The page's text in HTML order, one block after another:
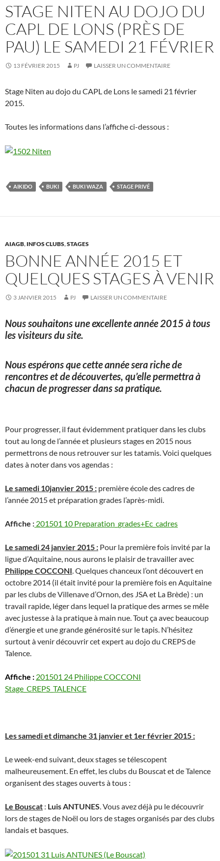
STAGE NITEN AU DOJO DU
CAPL DE LONS (PRÈS DE
PAU) LE SAMEDI 21 FÉVRIER
13 FÉVRIER 2015 PJ LAISSER UN COMMENTAIRE
Stage Niten au dojo du CAPL de Lons le samedi 21 février
2015.
Toutes les informations dans l’affiche ci-dessous :
AIKIDO BUKI BUKI WAZA STAGE PRIVÉ
AIAGB, INFOS CLUBS,STAGES
BONNE ANNÉE 2015 ET
QUELQUES STAGES À VENIR
3 JANVIER 2015 PJ LAISSER UN COMMENTAIRE
Nous souhaitons une excellente année 2015 à tous
les visiteurs du site.
Nous espérons que cette année sera riche de
rencontres et de découvertes, qu’elle permettra à
chacun de progresser dans sa pratique.
Pour progresser, il faut évidemment pratiquer dans les clubs
tout au long de l’année et plusieurs stages en 2015 nous
permettrons de nous retrouver sur les tatamis. Voici quelques
dates à noter dans vos agendas :
Le samedi 10janvier 2015 : première école des cadres de
l’année 2015 et préparation grades l’après-midi.
Affiche : 201501 10 Preparation_grades+Ec_cadres
Le samedi 24 janvier 2015 : Pour la première fois invité par la
ligue d’Aquitaine, nous aurons le plaisir de travailler avec
Philippe COCCONI. Quelques chanceux l’ont découvert en
octobre 2014 (il était invité pour la première fois en Aquitaine
par les clubs de Villenave d’Ornon, des JSA et La Brède) : un
travail rapide, léger dans lequel la pratique des armes se mêle
avec justesse à la pratique à main nue. Tout ça avec beaucoup
d’énergie et une grande générosité sur le tapis. N’hésitez
surtout à venir découvrir cet expert au dojo du CREPS de
Talence.
Affiche : 201501 24 Philippe COCCONI
Stage_CREPS_TALENCE
Les samedi et dimanche 31 janvier et 1er février 2015 :
Le week-end suivant, deux stages se télescopent
malheureusement. En effet, les clubs du Bouscat et de Talence
organisent des stages ouverts à tous :
Le Bouscat : Luis ANTUNES. Vous avez déjà pu le découvrir
lors de stages de Noël ou lors de stages organisés par des clubs
landais et basques.